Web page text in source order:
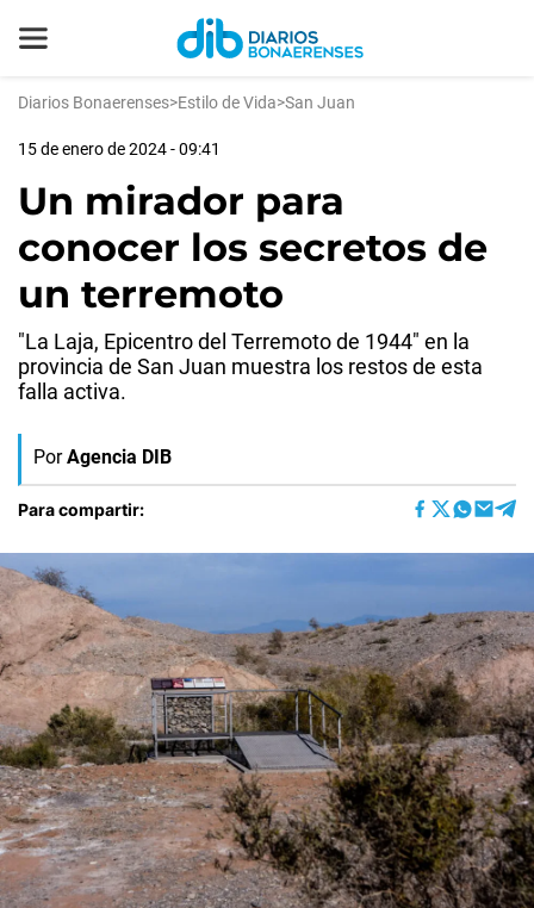
Diarios Bonaerenses>Estilo de Vida>San Juan
15 de enero de 2024 - 09:41
Un mirador para
conocer los secretos de
un terremoto
"La Laja, Epicentro del Terremoto de 1944" en la
provincia de San Juan muestra los restos de esta
falla activa.
Por Agencia DIB
Para compartir: